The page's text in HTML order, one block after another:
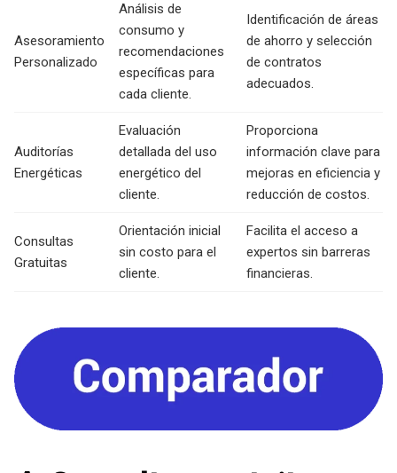
Asesoramiento
Personalizado
Análisis de
consumo y
recomendaciones
específicas para
cada cliente.
Identificación de áreas
de ahorro y selección
de contratos
adecuados.
Auditorías
Energéticas
Evaluación
detallada del uso
energético del
cliente.
Proporciona
información clave para
mejoras en eficiencia y
reducción de costos.
Consultas
Gratuitas
Orientación inicial
sin costo para el
cliente.
Facilita el acceso a
expertos sin barreras
financieras.